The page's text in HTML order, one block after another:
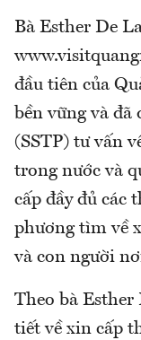
Bà Esther De
đầu tiên của
bền vững và đã
(SSTP) tư vấn
trong nước và
cấp đầy đủ các
phương tìm về
và con người
Theo bà
tiết về xin cấp